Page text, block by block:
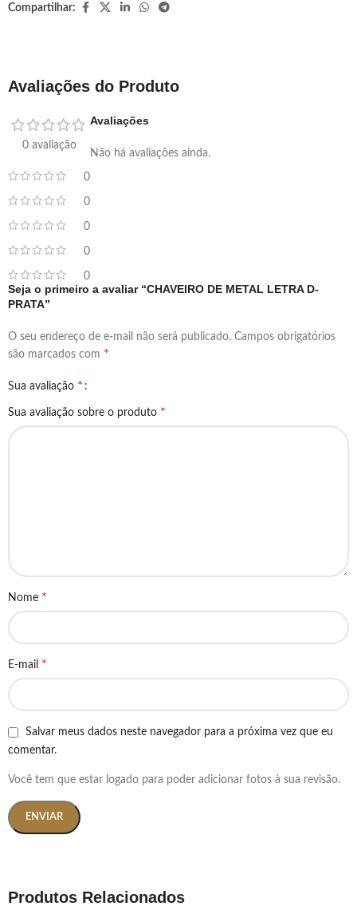
Compartilhar:
Avaliações do Produto
0 avaliação
0
0
0
0
0
Avaliações
Não há avaliações ainda.
Seja o primeiro a avaliar “CHAVEIRO DE METAL LETRA D-
PRATA”
O seu endereço de e-mail não será publicado. Campos obrigatórios
são marcados com *
Sua avaliação *
Sua avaliação sobre o produto *
Nome *
E-mail *
Salvar meus dados neste navegador para a próxima vez que eu
comentar.
Você tem que estar logado para poder adicionar fotos à sua revisão.
Produtos Relacionados